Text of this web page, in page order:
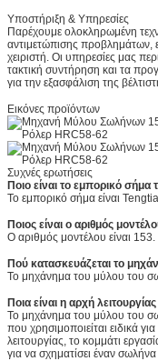
Υποστήριξη & Υπηρεσίες
Παρέχουμε ολοκληρωμένη
αντιμετώπισης προβλημάτων,
χειριστή. Οι υπηρεσίες μας
τακτική συντήρηση και τα
για την εξασφάλιση της
Εικόνες προϊόντων
Συχνές ερωτήσεις
Ποιο είναι το εμπορικό
Το εμπορικό σήμα είναι
Ποιος είναι ο αριθμός
Ο αριθμός μοντέλου είναι 153.
Πού κατασκευάζεται το
Το μηχάνημα του μύλου του
Ποια είναι η αρχή
Το μηχάνημα του μύλου του
που χρησιμοποιείται ειδικά
λειτουργίας, το κομμάτι
για να σχηματίσει έναν